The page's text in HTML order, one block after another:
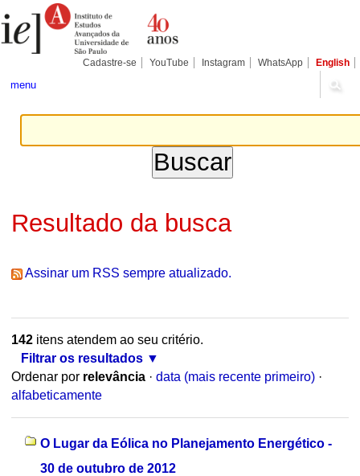
para
conteúdo.
Pessoais
Cadastre-se YouTube Instagram WhatsApp English
menu
Resultado da busca
Assinar um RSS sempre atualizado.
142itens atendem ao seu critério.
Filtrar os resultados
Ordenar por relevância · data (mais recente primeiro) ·
alfabeticamente
O Lugar da Eólica no Planejamento Energético -
30 de outubro de 2012